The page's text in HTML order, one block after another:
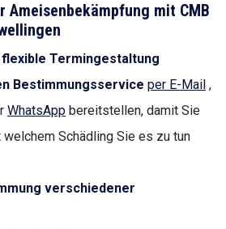
Ameisenbekämpfung mit CMB
Termingestaltung
Bestimmungsservice per E-Mail ,
WhatsApp bereitstellen, damit Sie
Schädling Sie es zu tun
verschiedener